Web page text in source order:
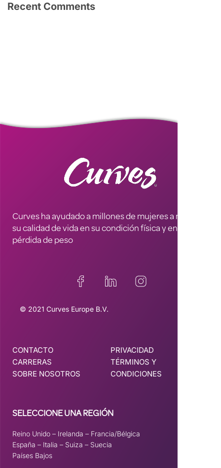
Recent Comments
Curves ha ayudado a millones de mujeres a mejorar
su calidad de vida en su condición física y en la
pérdida de peso
© 2021 Curves Europe B.V.
CONTACTO
CARRERAS
SOBRE NOSOTROS
PRIVACIDAD
TÉRMINOS Y
CONDICIONES
SELECCIONE UNA REGIÓN
Reino Unido – Irelanda – Francia/Bélgica
España – Italia – Suiza – Suecia
Países Bajos